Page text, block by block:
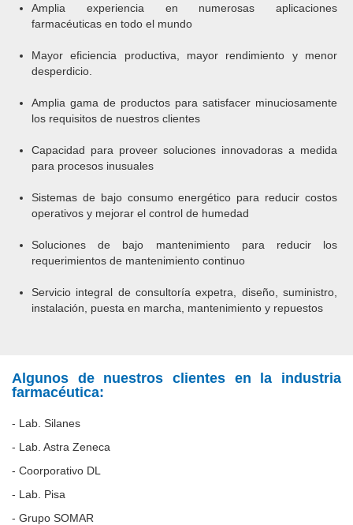
Amplia experiencia en numerosas aplicaciones
farmacéuticas en todo el mundo
Mayor eficiencia productiva, mayor rendimiento y menor
desperdicio.
Amplia gama de productos para satisfacer minuciosamente
los requisitos de nuestros clientes
Capacidad para proveer soluciones innovadoras a medida
para procesos inusuales
Sistemas de bajo consumo energético para reducir costos
operativos y mejorar el control de humedad
Soluciones de bajo mantenimiento para reducir los
requerimientos de mantenimiento continuo
Servicio integral de consultoría expetra, diseño, suministro,
instalación, puesta en marcha, mantenimiento y repuestos
Algunos de nuestros clientes en la industria
farmacéutica:
- Lab. Silanes
- Lab. Astra Zeneca
- Coorporativo DL
- Lab. Pisa
- Grupo SOMAR